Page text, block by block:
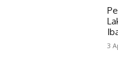
3